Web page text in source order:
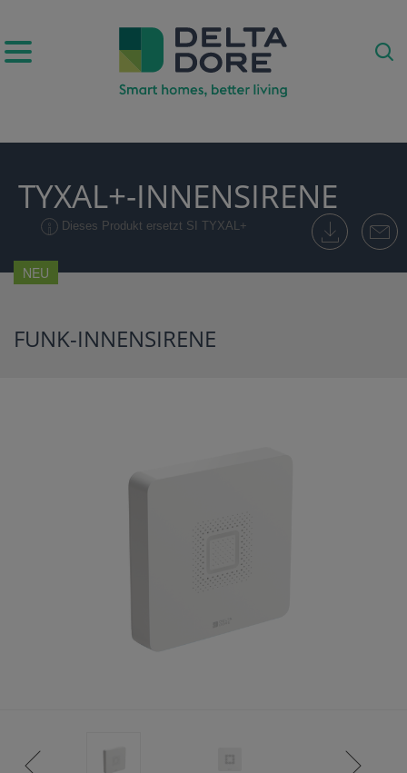
TYXAL+-INNENSIRENE
Dieses Produkt ersetzt SI TYXAL+
NEU
FUNK-INNENSIRENE